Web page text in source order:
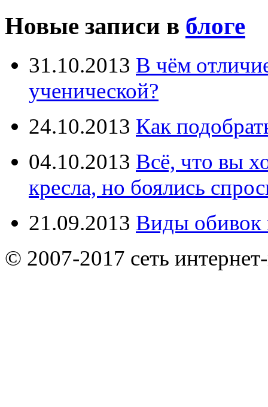
Новые записи в блоге
31.10.2013 В чём
ученической?
24.10.2013 Как
04.10.2013 Всё, что вы
кресла, но боялись
21.09.2013 Виды обивок
© 2007-2017 сеть